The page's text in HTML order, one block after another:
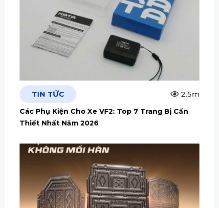
TIN TỨC 2.5m
Các Phụ Kiện Cho Xe VF2: Top 7 Trang Bị Cần
Thiết Nhất Năm 2026